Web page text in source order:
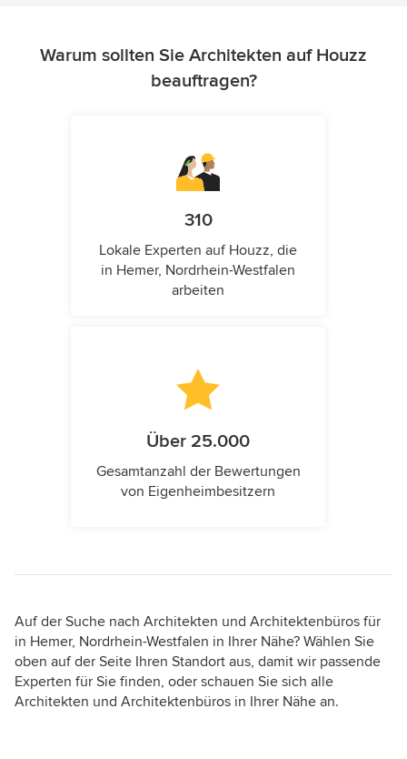
Warum sollten Sie Architekten auf Houzz
beauftragen?
310
Lokale Experten auf Houzz, die
in Hemer, Nordrhein-Westfalen
arbeiten
Über 25.000
Gesamtanzahl der Bewertungen
von Eigenheimbesitzern
Auf der Suche nach Architekten und Architektenbüros für
in Hemer, Nordrhein-Westfalen in Ihrer Nähe? Wählen Sie
oben auf der Seite Ihren Standort aus, damit wir passende
Experten für Sie finden, oder schauen Sie sich alle
Architekten und Architektenbüros in Ihrer Nähe an.